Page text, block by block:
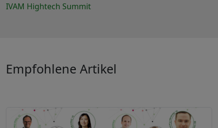
IVAM Hightech Summit
Empfohlene Artikel